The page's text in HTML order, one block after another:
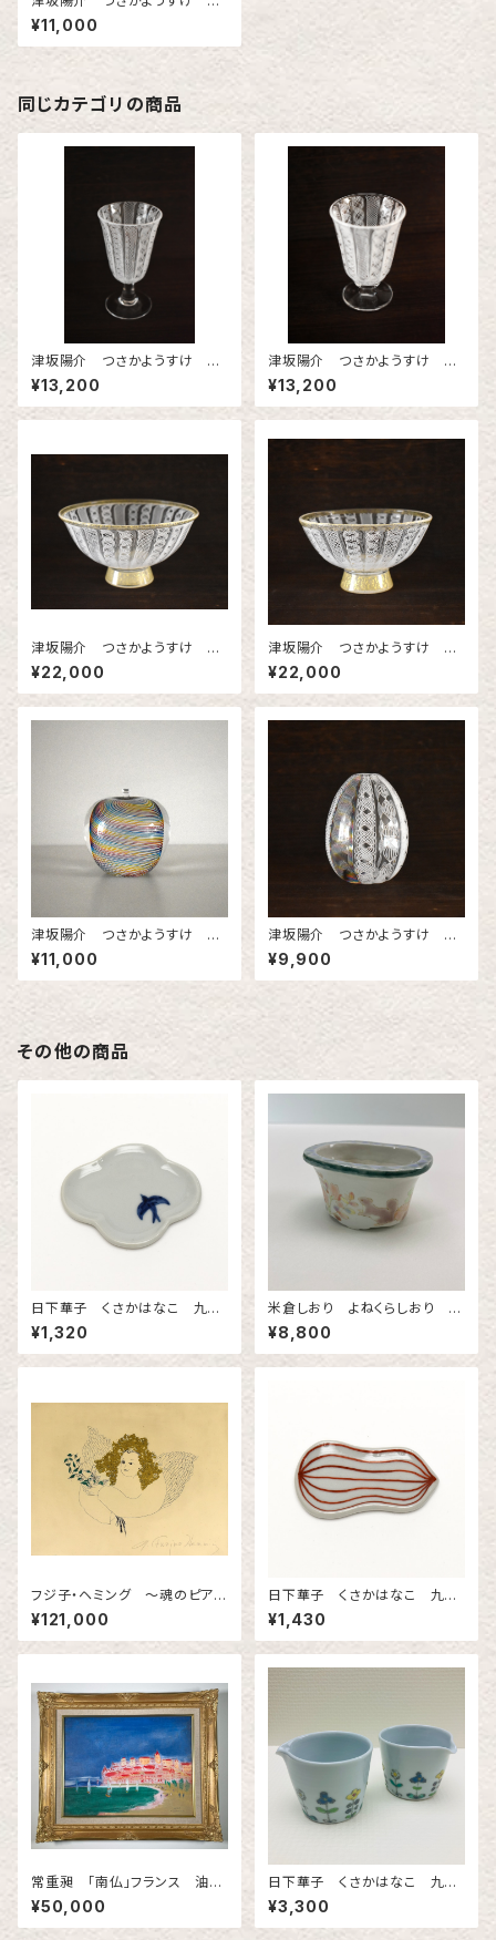
ースガラス 冷酒器
¥11,000
同じカテゴリの商品
津坂陽介 つさかようすけ レ
ースガラス ミニワイングラス
2
¥13,200
津坂陽介 つさかようすけ レ
ースガラス ミニワイングラス
¥13,200
津坂陽介 つさかようすけ 茶
碗 レースガラス 2
¥22,000
津坂陽介 つさかようすけ 茶
碗 レースガラス
¥22,000
津坂陽介 つさかようすけ 虹
のリンゴ（小）
¥11,000
津坂陽介 つさかようすけ 小
花入れレースのタマゴ（虹）
¥9,900
その他の商品
日下華子 くさかはなこ 九谷
焼 もっこ豆皿 「つばめ」
¥1,320
米倉しおり よねくらしおり 絵
付けミニ盆栽鉢 りすとハリネ
ズミ
¥8,800
フジ子・ヘミング 〜魂のピアニ
スト〜 天使 銅板画 Ingrid Fu
zjko Hemming
¥121,000
日下華子 くさかはなこ 九谷
焼 ひょうたん豆皿（シマ）赤
¥1,430
常重昶 「南仏」フランス 油
彩 F６号
¥50,000
日下華子 くさかはなこ 九谷
焼 色絵花文片口
¥3,300